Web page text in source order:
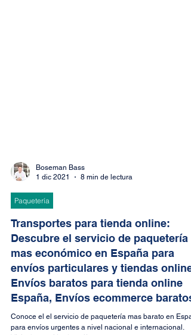
Boseman Bass
1 dic 2021
Paquetería
Transportes para tienda online:
Descubre el servicio de paquetería
mas económico en España para
envíos particulares y tiendas online,
Envíos baratos para tienda online
España, Envíos ecommerce baratos